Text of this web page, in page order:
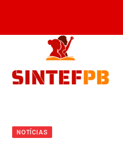
content
NOTÍCIAS